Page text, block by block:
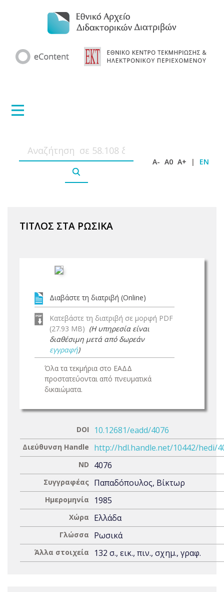
A- A0 A+ | EN
ΤΙΤΛΟΣ ΣΤΑ ΡΩΣΙΚΑ
Διαβάστε τη διατριβή (Online)
Κατεβάστε τη διατριβή σε μορφή PDF
(27.93 MB) (Η υπηρεσία είναι
διαθέσιμη μετά από δωρεάν
εγγραφή)
Όλα τα τεκμήρια στο ΕΑΔΔ
προστατεύονται από πνευματικά
δικαιώματα.
DOI 10.12681/eadd/4076
Διεύθυνση Handle http://hdl.handle.net/10442/hedi/
ND 4076
Συγγραφέας Παπαδόπουλος, Βίκτωρ
Ημερομηνία 1985
Χώρα Ελλάδα
Γλώσσα Ρωσικά
Άλλα στοιχεία 132 σ., εικ., πιν., σχημ., γραφ.